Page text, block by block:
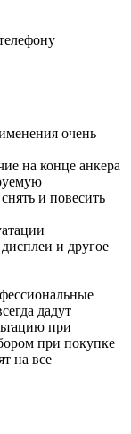
очень
на конце анкера
и повесить
и другое
дадут
при
при покупке
на все